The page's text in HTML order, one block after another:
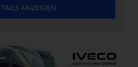
ANZEIGEN